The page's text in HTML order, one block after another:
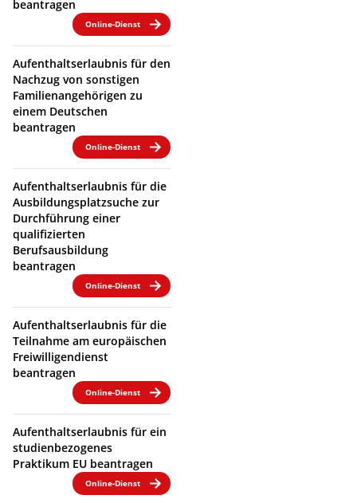
beantragen
Online-Dienst
Aufenthaltserlaubnis für den
Nachzug von sonstigen
Familienangehörigen zu
einem Deutschen
beantragen
Online-Dienst
Aufenthaltserlaubnis für die
Ausbildungsplatzsuche zur
Durchführung einer
qualifizierten
Berufsausbildung
beantragen
Online-Dienst
Aufenthaltserlaubnis für die
Teilnahme am europäischen
Freiwilligendienst
beantragen
Online-Dienst
Aufenthaltserlaubnis für ein
studienbezogenes
Praktikum EU beantragen
Online-Dienst